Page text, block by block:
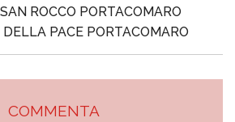
ROCCO PORTACOMARO
DELLA PACE PORTACOMARO
COMMENTA